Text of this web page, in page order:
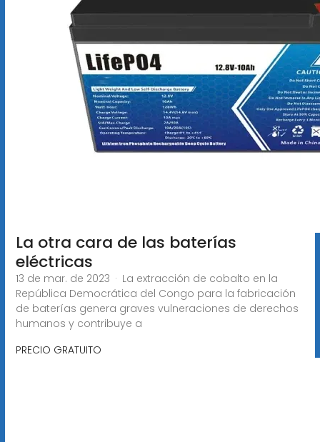
La otra cara de las baterías
eléctricas
13 de mar. de 2023 · La extracción de cobalto en la
República Democrática del Congo para la fabricación
de baterías genera graves vulneraciones de derechos
humanos y contribuye a
PRECIO GRATUITO